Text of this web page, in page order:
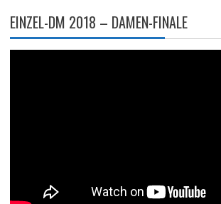
EINZEL-DM 2018 – DAMEN-FINALE